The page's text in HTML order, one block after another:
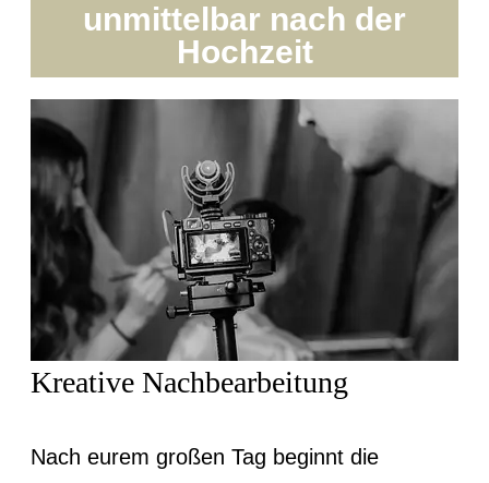
unmittelbar nach der
Hochzeit
Kreative Nachbearbeitung
Nach eurem großen Tag beginnt die